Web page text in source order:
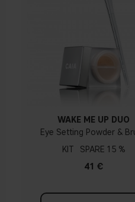
Warmen
Gelber,
WAKE ME UP DUO
Eye Setting Powder &
KIT
15 %
41 €